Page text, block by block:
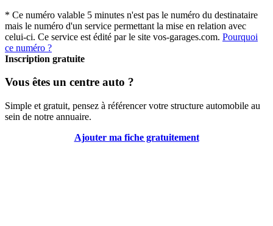
* Ce numéro valable 5 minutes n'est pas le numéro du destinataire
mais le numéro d'un service permettant la mise en relation avec
celui-ci. Ce service est édité par le site vos-garages.com. Pourquoi
ce numéro ?
Inscription gratuite
Vous êtes un centre auto ?
Simple et gratuit, pensez à référencer votre structure automobile au
sein de notre annuaire.
Ajouter ma fiche gratuitement